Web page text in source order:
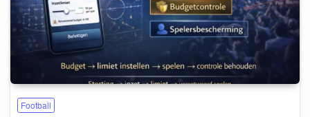
Football